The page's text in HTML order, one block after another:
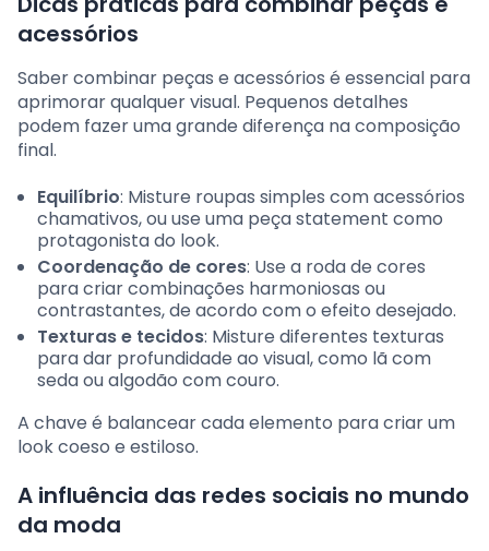
acessórios
Saber combinar peças e acessórios é essencial para
aprimorar qualquer visual. Pequenos detalhes
podem fazer uma grande diferença na composição
final.
Equilíbrio: Misture roupas simples com acessórios
chamativos, ou use uma peça statement como
protagonista do look.
Coordenação de cores: Use a roda de cores
para criar combinações harmoniosas ou
contrastantes, de acordo com o efeito desejado.
Texturas e tecidos: Misture diferentes texturas
para dar profundidade ao visual, como lã com
seda ou algodão com couro.
A chave é balancear cada elemento para criar um
look coeso e estiloso.
A influência das redes sociais no mundo
da moda